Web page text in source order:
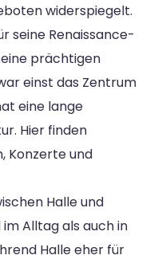
widerspiegelt.
seine Renaissance-
prächtigen
einst das Zentrum
eine lange
Hier finden
Konzerte und
Halle und
Alltag als auch in
Halle eher für